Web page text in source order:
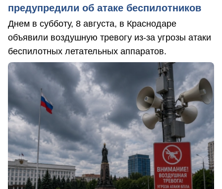
предупредили об атаке беспилотников
Днем в субботу, 8 августа, в Краснодаре
объявили воздушную тревогу из-за угрозы атаки
беспилотных летательных аппаратов.